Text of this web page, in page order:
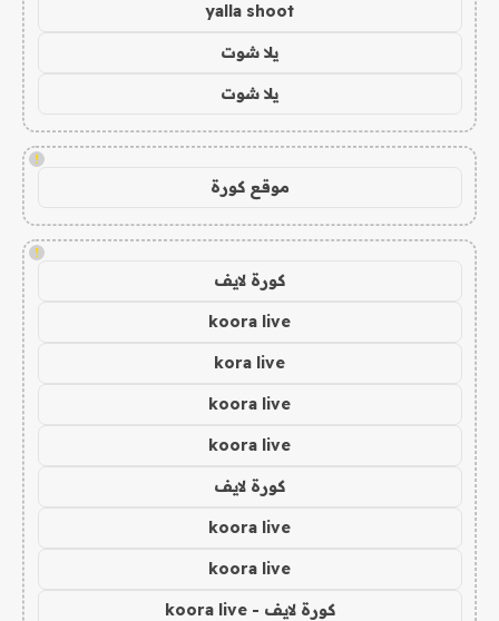
yalla shoot
يلا شوت
يلا شوت
!
موقع كورة
!
كورة لايف
koora live
kora live
koora live
koora live
كورة لايف
koora live
koora live
كورة لايف - koora live